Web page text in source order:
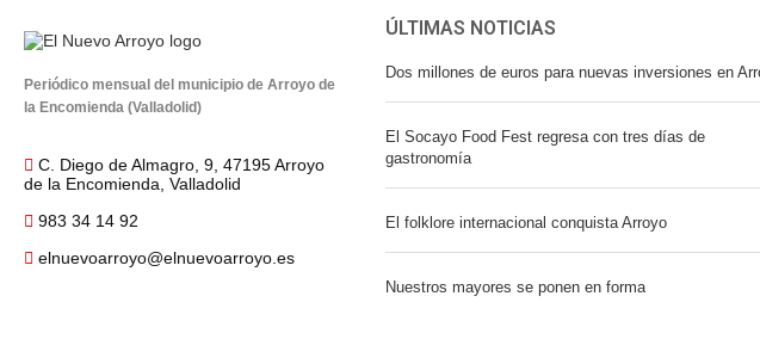
Periódico mensual del municipio de Arroyo de
la Encomienda (Valladolid)
C. Diego de Almagro, 9, 47195 Arroyo
de la Encomienda, Valladolid
983 34 14 92
elnuevoarroyo@elnuevoarroyo.es
ÚLTIMAS NOTICIAS
Dos millones de euros para nuevas inversiones en
El Socayo Food Fest regresa con tres días de
gastronomía
El folklore internacional conquista Arroyo
Nuestros mayores se ponen en forma